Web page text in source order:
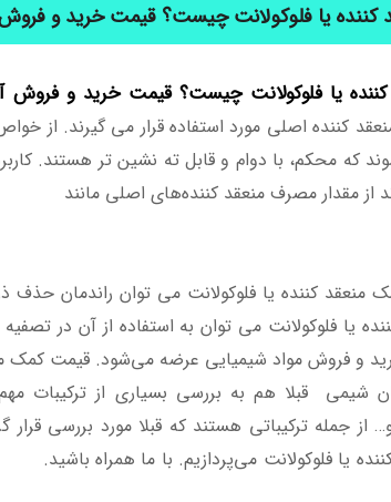
کننده یا فلوکولانت چیست؟ قیمت خرید و
کننده یا فلوکولانت چیست؟ قیمت خرید و فروش
کننده اصلی مورد استفاده قرار می گیرند. از
که محکم، با دوام و قابل ته نشین تر هستند.
از مقدار مصرف منعقد کننده‌های اصلی مانند
منعقد کننده یا فلوکولانت می توان راندمان
یا فلوکولانت می توان به استفاده از آن در
خرید و فروش مواد شیمیایی عرضه می‌شود. قیمت کمک
قبلا هم به بررسی بسیاری از ترکیبات مهم
جمله ترکیباتی هستند که قبلا مورد بررسی قرار
یا فلوکولانت می‌پردازیم. با ما همراه باشید.